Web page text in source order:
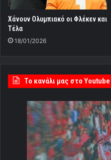
Xάνουν Ολυμπιακό οι Φλέκεν και
Τέλα
18/01/2026
Tο κανάλι μας στο Youtube